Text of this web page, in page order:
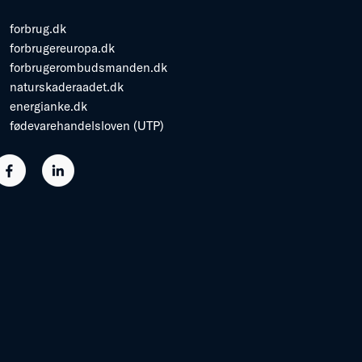
forbrug.dk
forbrugereuropa.dk
forbrugerombudsmanden.dk
naturskaderaadet.dk
energianke.dk
fødevarehandelsloven (UTP)